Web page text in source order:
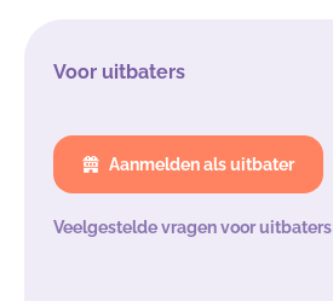
Voor uitbaters
Aanmelden als uitbater
Veelgestelde vragen voor uitbaters